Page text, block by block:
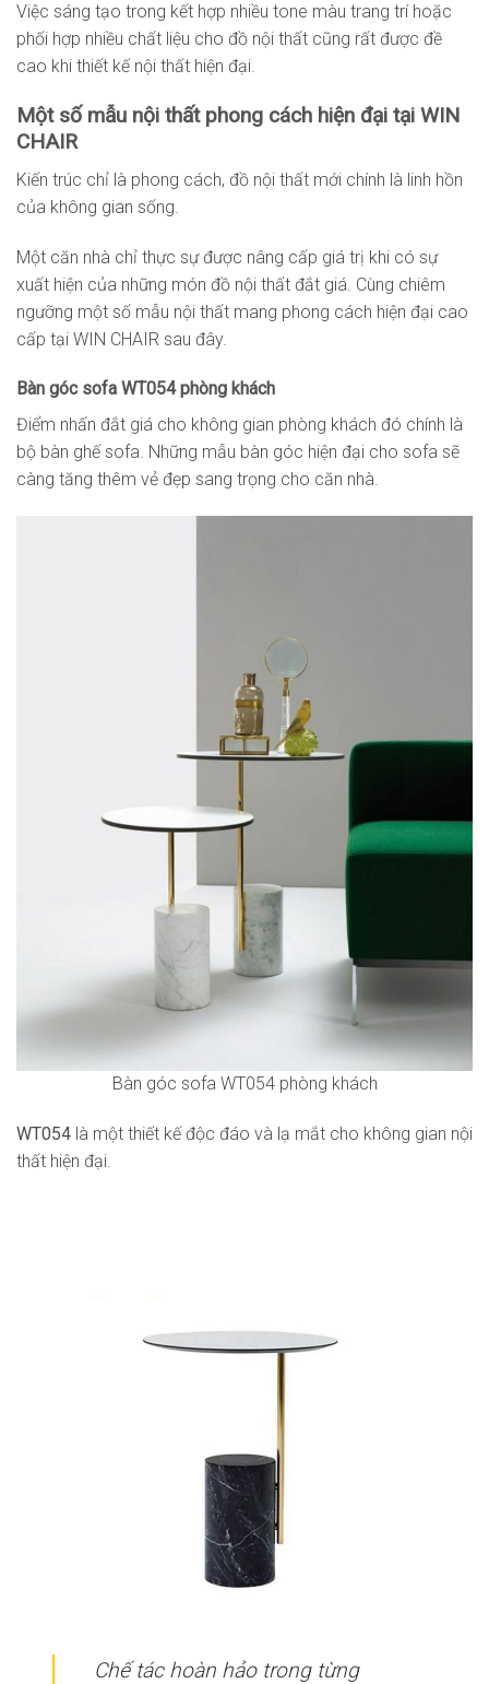
Việc sáng tạo trong kết hợp nhiều tone màu trang trí hoặc
phối hợp nhiều chất liệu cho đồ nội thất cũng rất được đề
cao khi thiết kế nội thất hiện đại.
Một số mẫu nội thất phong cách hiện đại tại WIN
CHAIR
Kiến trúc chỉ là phong cách, đồ nội thất mới chính là linh hồn
của không gian sống.
Một căn nhà chỉ thực sự được nâng cấp giá trị khi có sự
xuất hiện của những món đồ nội thất đắt giá. Cùng chiêm
ngưỡng một số mẫu nội thất mang phong cách hiện đại cao
cấp tại WIN CHAIR sau đây.
Bàn góc sofa WT054 phòng khách
Điểm nhấn đắt giá cho không gian phòng khách đó chính là
bộ bàn ghế sofa. Những mẫu bàn góc hiện đại cho sofa sẽ
càng tăng thêm vẻ đẹp sang trọng cho căn nhà.
Bàn góc sofa WT054 phòng khách
WT054 là một thiết kế độc đáo và lạ mắt cho không gian nội
thất hiện đại.
Chế tác hoàn hảo trong từng